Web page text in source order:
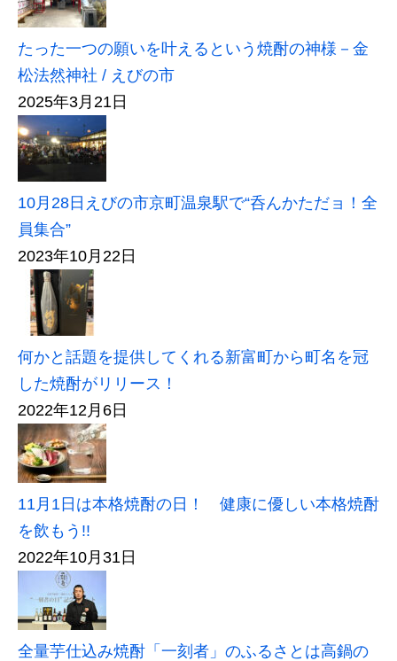
たった一つの願いを叶えるという焼酎の神様－金
松法然神社 / えびの市
2025年3月21日
10月28日えびの市京町温泉駅で“呑んかただョ！全
員集合”
2023年10月22日
何かと話題を提供してくれる新富町から町名を冠
した焼酎がリリース！
2022年12月6日
11月1日は本格焼酎の日！ 健康に優しい本格焼酎
を飲もう!!
2022年10月31日
全量芋仕込み焼酎「一刻者」のふるさとは高鍋の